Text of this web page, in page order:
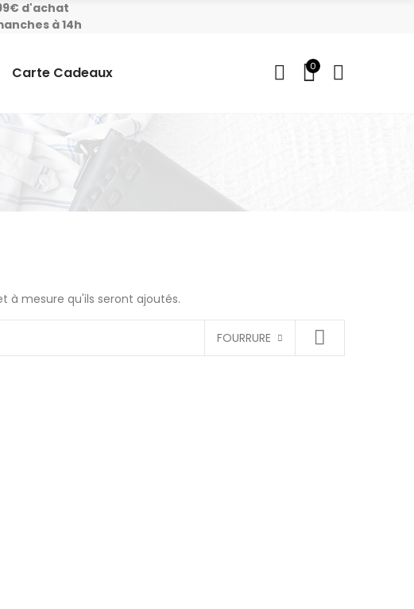
d'achat
à 14h
Carte Cadeaux 0
à mesure qu'ils seront ajoutés.
FOURRURE